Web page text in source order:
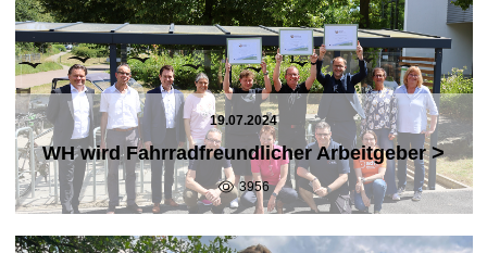
19.07.2024
WH wird Fahrradfreundlicher Arbeitgeber>
3956